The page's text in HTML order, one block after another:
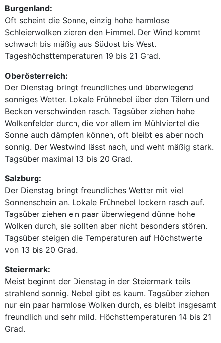
Burgenland:
Oft scheint die Sonne, einzig hohe harmlose
Schleierwolken zieren den Himmel. Der Wind kommt
schwach bis mäßig aus Südost bis West.
Tageshöchsttemperaturen 19 bis 21 Grad.
Oberösterreich:
Der Dienstag bringt freundliches und überwiegend
sonniges Wetter. Lokale Frühnebel über den Tälern und
Becken verschwinden rasch. Tagsüber ziehen hohe
Wolkenfelder durch, die vor allem im Mühlviertel die
Sonne auch dämpfen können, oft bleibt es aber noch
sonnig. Der Westwind lässt nach, und weht mäßig stark.
Tagsüber maximal 13 bis 20 Grad.
Salzburg:
Der Dienstag bringt freundliches Wetter mit viel
Sonnenschein an. Lokale Frühnebel lockern rasch auf.
Tagsüber ziehen ein paar überwiegend dünne hohe
Wolken durch, sie sollten aber nicht besonders stören.
Tagsüber steigen die Temperaturen auf Höchstwerte
von 13 bis 20 Grad.
Steiermark:
Meist beginnt der Dienstag in der Steiermark teils
strahlend sonnig. Nebel gibt es kaum. Tagsüber ziehen
nur ein paar harmlose Wolken durch, es bleibt insgesamt
freundlich und sehr mild. Höchsttemperaturen 14 bis 21
Grad.